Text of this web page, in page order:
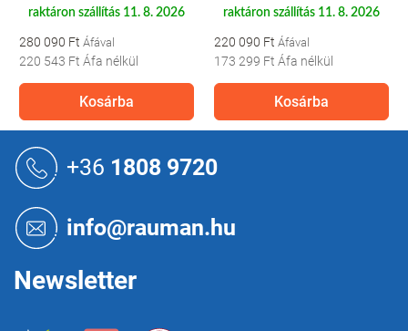
raktáron szállítás 11. 8. 2026
220 090 Ft
173 299 FtÁfa nélkül
Kosárba
raktáron szállítás 11. 8. 2026
240 090 Ft
189 047 FtÁfa nélkül
Kosárba
+36 1808 9720
info@rauman.hu
Newsletter